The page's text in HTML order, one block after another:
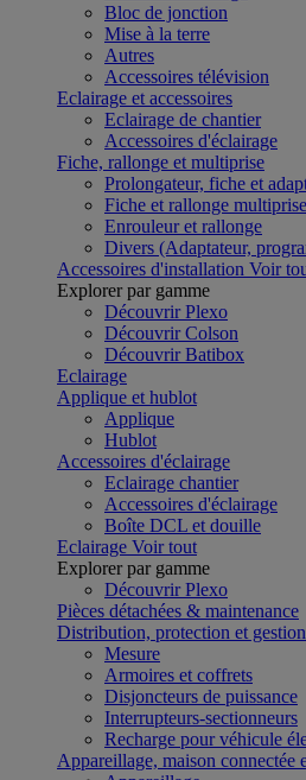
Bloc de jonction
Mise à la terre
Autres
Accessoires télévision
Eclairage et accessoires
Eclairage de chantier
Accessoires d'éclairage
Fiche, rallonge et multiprise
Prolongateur, fiche et
Fiche et rallonge multiprise
Enrouleur et rallonge
Divers (Adaptateur,
Accessoires d'installation Voir
Explorer par gamme
Découvrir Plexo
Découvrir Colson
Découvrir Batibox
Eclairage
Applique et hublot
Applique
Hublot
Accessoires d'éclairage
Eclairage chantier
Accessoires d'éclairage
Boîte DCL et douille
Eclairage Voir tout
Explorer par gamme
Découvrir Plexo
Pièces détachées & maintenance
Distribution, protection et
Mesure
Armoires et coffrets
Disjoncteurs de puissance
Interrupteurs-sectionneurs
Recharge pour véhicule
Appareillage, maison connectée